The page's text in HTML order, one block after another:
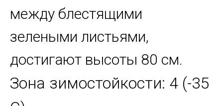
между блестящими
зелеными листьями,
достигают высоты 80 см.
Зона зимостойкости: 4 (-35